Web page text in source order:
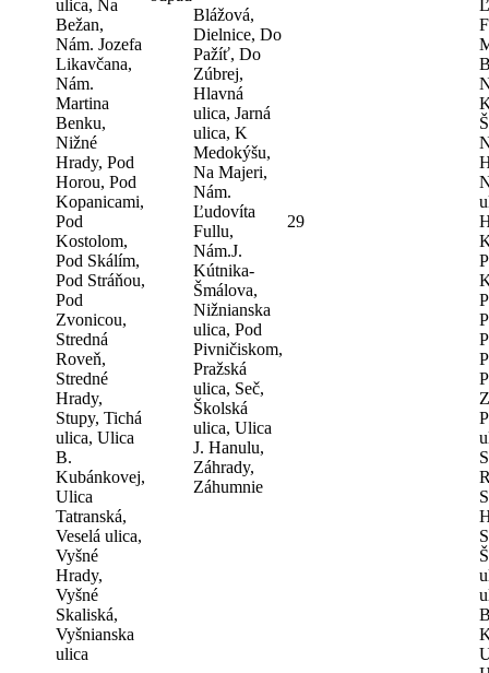
ulica, Na
Bežan,
Nám. Jozefa
Likavčana,
Nám.
Martina
Benku,
Nižné
Hrady, Pod
Horou, Pod
Kopanicami,
Pod
Kostolom,
Pod Skálím,
Pod Stráňou,
Pod
Zvonicou,
Stredná
Roveň,
Stredné
Hrady,
Stupy, Tichá
ulica, Ulica
B.
Kubánkovej,
Ulica
Tatranská,
Veselá ulica,
Vyšné
Hrady,
Vyšné
Skaliská,
Vyšnianska
ulica
Blážová,
Dielnice, Do
Pažíť, Do
Zúbrej,
Hlavná
ulica, Jarná
ulica, K
Medokýšu,
Na Majeri,
Nám.
Ľudovíta
Fullu,
Nám.J.
Kútnika-
Šmálova,
Nižnianska
ulica, Pod
Pivničiskom,
Pražská
ulica, Seč,
Školská
ulica, Ulica
J. Hanulu,
Záhrady,
Záhumnie
29